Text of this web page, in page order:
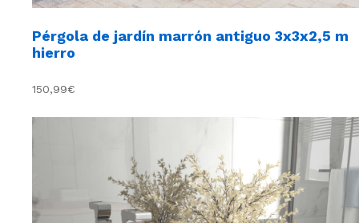
Pérgola de jardín marrón antiguo 3x3x2,5 m
hierro
150,99€